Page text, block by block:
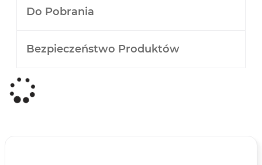
Do Pobrania
Bezpieczeństwo Produktów